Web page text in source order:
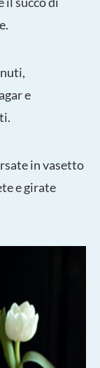
e
in vasetto
e girate